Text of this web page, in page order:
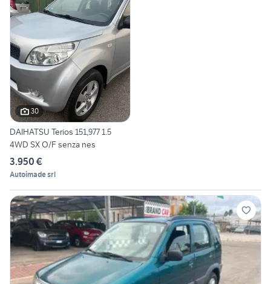
30
DAIHATSU Terios 151,977 1.5
4WD SX O/F senza nes
3.950 €
Autoimade srl